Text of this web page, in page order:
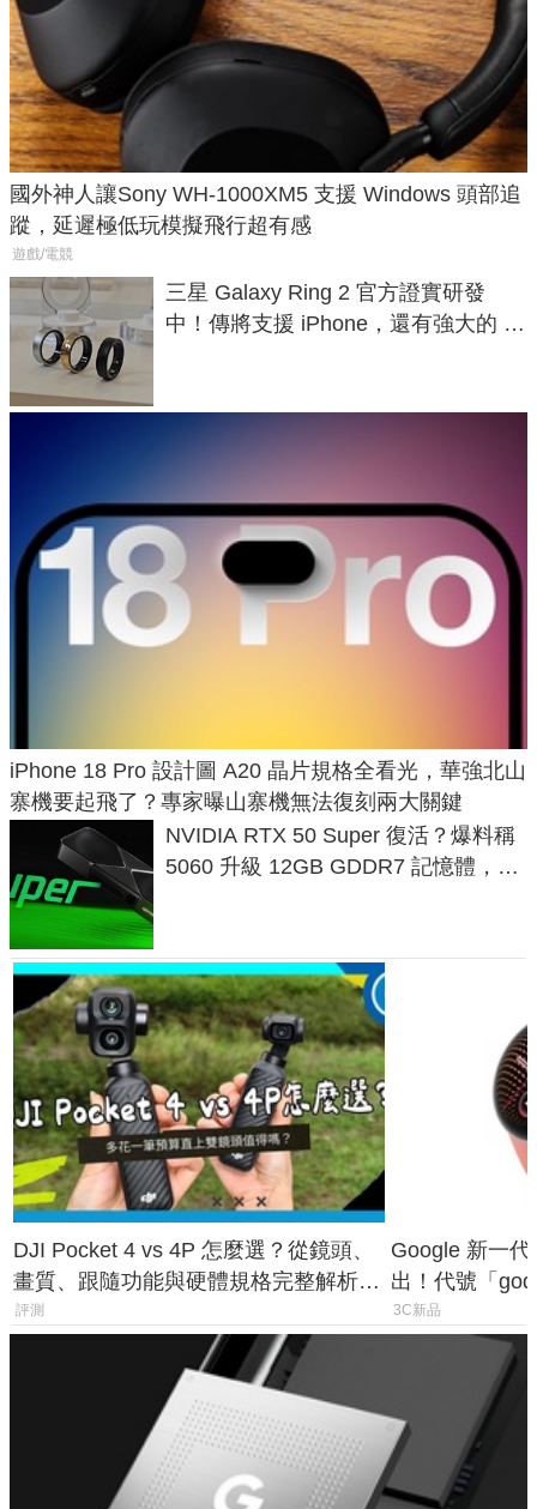
國外神人讓Sony WH-1000XM5 支援 Windows 頭部追
蹤，延遲極低玩模擬飛行超有感
遊戲/電競
三星 Galaxy Ring 2 官方證實研發
中！傳將支援 iPhone，還有強大的 AI
iPhone 18 Pro 設計圖 A20 晶片規格全看光，華強北山
寨機要起飛了？專家曝山寨機無法復刻兩大關鍵
NVIDIA RTX 50 Super 復活？爆料稱
5060 升級 12GB GDDR7 記憶體，這
DJI Pocket 4 vs 4P 怎麼選？從鏡頭、
畫質、跟隨功能與硬體規格完整解析，
一次看懂兩台差異
評測
Google 新一
出！代號「
鎖定 AI 應用
3C新品